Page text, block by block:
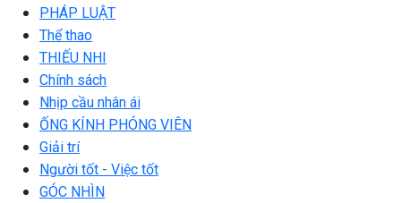
PHÁP LUẬT
Thể thao
THIẾU NHI
Chính sách
Nhịp cầu nhân ái
ỐNG KÍNH PHÓNG VIÊN
Giải trí
Người tốt - Việc tốt
GÓC NHÌN